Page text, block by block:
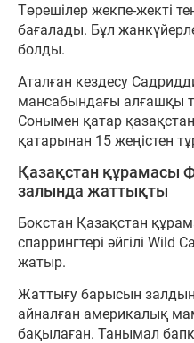
Төрешілер жекпе-жекті
бағалады. Бұл
болды.
Аталған кездесу
мансабындағы алғашқы
Сонымен қатар
қатарынан 15 жеңістен
Қазақстан құрамасы
залында жаттықты
Бокстан Қазақстан
спаррингтері әйгілі Wild
жатыр.
Жаттығу барысын залдың
айналған америкалық
бақылаған. Танымал